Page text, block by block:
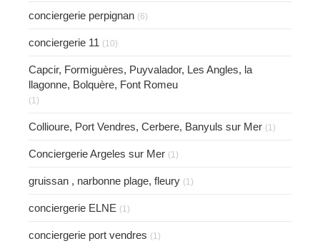
conciergerie perpignan (6)
conciergerie 11 (10)
Capcir, Formiguères, Puyvalador, Les Angles, la
llagonne, Bolquère, Font Romeu
(1)
Collioure, Port Vendres, Cerbere, Banyuls sur Mer (1)
Conciergerie Argeles sur Mer (1)
gruissan , narbonne plage, fleury (1)
conciergerie ELNE (1)
conciergerie port vendres (1)